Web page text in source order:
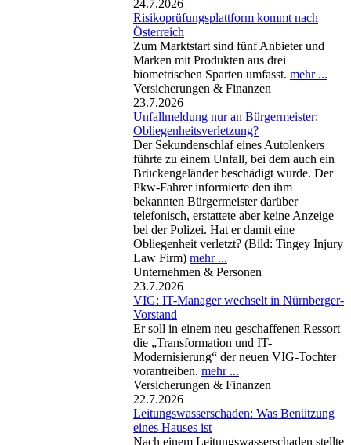
24.7.2026
Risikoprüfungsplattform kommt nach
Österreich
Zum Marktstart sind fünf Anbieter und
Marken mit Produkten aus drei
biometrischen Sparten umfasst. mehr ...
Versicherungen & Finanzen
23.7.2026
Unfallmeldung nur an Bürgermeister:
Obliegenheitsverletzung?
Der Sekundenschlaf eines Autolenkers
führte zu einem Unfall, bei dem auch ein
Brückengeländer beschädigt wurde. Der
Pkw-Fahrer informierte den ihm
bekannten Bürgermeister darüber
telefonisch, erstattete aber keine Anzeige
bei der Polizei. Hat er damit eine
Obliegenheit verletzt? (Bild: Tingey Injury
Law Firm) mehr ...
Unternehmen & Personen
23.7.2026
VIG: IT-Manager wechselt in Nürnberger-
Vorstand
Er soll in einem neu geschaffenen Ressort
die „Transformation und IT-
Modernisierung“ der neuen VIG-Tochter
vorantreiben. mehr ...
Versicherungen & Finanzen
22.7.2026
Leitungswasserschaden: Was Benützung
eines Hauses ist
Nach einem Leitungswasserschaden stellte